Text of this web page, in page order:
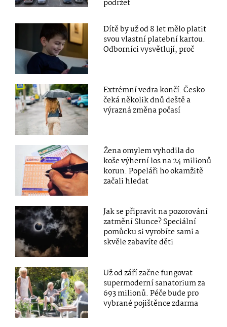
podržet
Dítě by už od 8 let mělo platit
svou vlastní platební kartou.
Odborníci vysvětlují, proč
Extrémní vedra končí. Česko
čeká několik dnů deště a
výrazná změna počasí
Žena omylem vyhodila do
koše výherní los na 24 milionů
korun. Popeláři ho okamžitě
začali hledat
Jak se připravit na pozorování
zatmění Slunce? Speciální
pomůcku si vyrobíte sami a
skvěle zabavíte děti
Už od září začne fungovat
supermoderní sanatorium za
693 milionů. Péče bude pro
vybrané pojištěnce zdarma